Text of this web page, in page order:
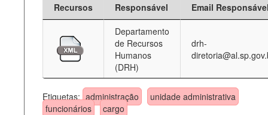
Processo Legislativo
Administração
Legislação
Agenda
Recursos Responsável
Email
Departamento
de Recursos
Humanos
(DRH)
drh-
Etiquetas: administração
unidade administrativa
funcionários
cargo